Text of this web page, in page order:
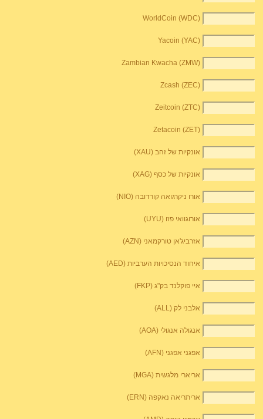
WorldCoin (WDC)
Yacoin (YAC)
Zambian Kwacha (ZMW)
Zcash (ZEC)
Zeitcoin (ZTC)
Zetacoin (ZET)
אונקיות של זהב (XAU)
אונקיות של כסף (XAG)
אורו ניקרגואה קורדובה (NIO)
אורוגוואי פזו (UYU)
אזרביג'אן טורקמאני (AZN)
איחוד הנסיכויות הערביות (AED)
איי פוקלנד בק"ג (FKP)
אלבני לק (ALL)
אנגולה אנגולי (AOA)
אפגני אפגני (AFN)
אריארי מלגשית (MGA)
אריתריאה נאקפה (ERN)